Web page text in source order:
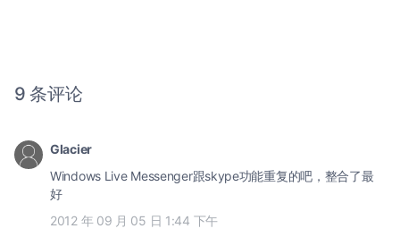
9 条评论
Glacier
Windows Live Messenger跟skype功能重复的吧，整合了最
好
2012 年 09 月 05 日 1:44 下午